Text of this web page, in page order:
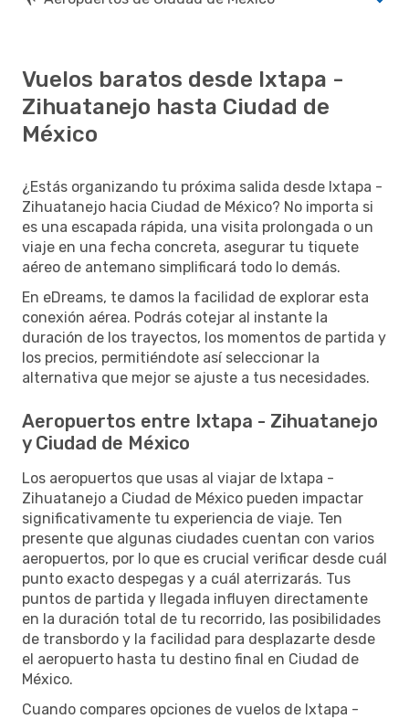
Vuelos baratos desde Ixtapa -
Zihuatanejo hasta Ciudad de
México
¿Estás organizando tu próxima salida desde Ixtapa -
Zihuatanejo hacia Ciudad de México? No importa si
es una escapada rápida, una visita prolongada o un
viaje en una fecha concreta, asegurar tu tiquete
aéreo de antemano simplificará todo lo demás.
En eDreams, te damos la facilidad de explorar esta
conexión aérea. Podrás cotejar al instante la
duración de los trayectos, los momentos de partida y
los precios, permitiéndote así seleccionar la
alternativa que mejor se ajuste a tus necesidades.
Aeropuertos entre Ixtapa - Zihuatanejo
y Ciudad de México
Los aeropuertos que usas al viajar de Ixtapa -
Zihuatanejo a Ciudad de México pueden impactar
significativamente tu experiencia de viaje. Ten
presente que algunas ciudades cuentan con varios
aeropuertos, por lo que es crucial verificar desde cuál
punto exacto despegas y a cuál aterrizarás. Tus
puntos de partida y llegada influyen directamente
en la duración total de tu recorrido, las posibilidades
de transbordo y la facilidad para desplazarte desde
el aeropuerto hasta tu destino final en Ciudad de
México.
Cuando compares opciones de vuelos de Ixtapa -